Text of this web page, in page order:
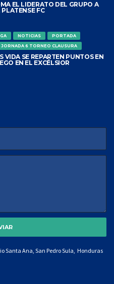
EL LIDERATO DEL GRUPO A
FC
NOTICIAS
PORTADA
JORNADA 6 TORNEO CLAUSURA
VIDA SE REPARTEN PUNTOS EN
EN EL EXCÉLSIOR
Santa Ana, San Pedro Sula, Honduras